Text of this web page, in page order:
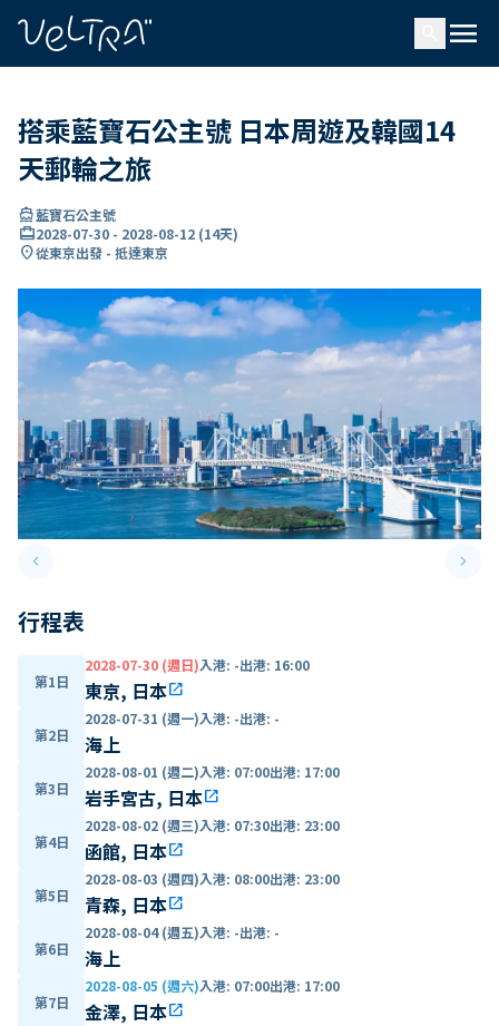
menu
搭乘藍寶石公主號 日本周遊及韓國14
天郵輪之旅
directions_boat藍寶石公主號
card_travel2028-07-30 - 2028-08-12 (14天)
location_on從東京出發 - 抵達東京
keyboard_arrow_leftPrevious slide keyboard_arrow_right
行程表
第1日
2028-07-30 (週日)入港: -出港: 16:00
東京, 日本open_in_new
第2日
2028-07-31 (週一)入港: -出港: -
海上
第3日
2028-08-01 (週二)入港: 07:00出港: 17:00
岩手宮古, 日本open_in_new
第4日
2028-08-02 (週三)入港: 07:30出港: 23:00
函館, 日本open_in_new
第5日
2028-08-03 (週四)入港: 08:00出港: 23:00
青森, 日本open_in_new
第6日
2028-08-04 (週五)入港: -出港: -
海上
第7日
2028-08-05 (週六)入港: 07:00出港: 17:00
金澤, 日本open_in_new